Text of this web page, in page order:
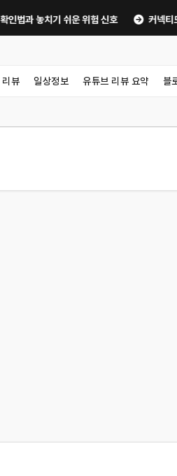
치기 쉬운 위험 신호 커넥티드카 해킹
리뷰 일상정보 유튜브 리뷰 요약 블